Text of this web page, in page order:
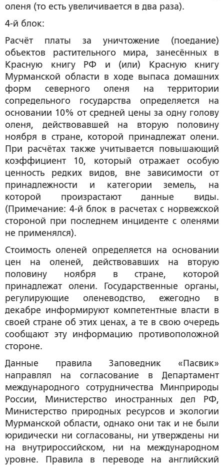
оленя (то есть увеличивается в два раза).
4-й блок:
Расчёт платы за уничтожение (поедание)
объектов растительного мира, занесённых в
Красную книгу РФ и (или) Красную книгу
Мурманской области в ходе выпаса домашних
форм северного оленя на территории
сопредельного государства определяется на
основании 10% от средней цены за одну голову
оленя, действовавшей на вторую половину
ноября в стране, которой принадлежат олени.
При расчётах также учитывается повышающий
коэффициент 10, который отражает особую
ценность редких видов, вне зависимости от
принадлежности и категории земель, на
которой произрастают данные виды.
(Примечание: 4-й блок в расчетах с норвежской
стороной при последнем инциденте с оленями
не применялся).
Стоимость оленей определяется на основании
цен на оленей, действовавших на вторую
половину ноября в стране, которой
принадлежат олени. Государственные органы,
регулирующие оленеводство, ежегодно в
декабре информируют компетентные власти в
своей стране об этих ценах, а те в свою очередь
сообщают эту информацию противоположной
стороне.
Данные правила Заповедник «Пасвик»
направлял на согласование в Департамент
международного сотрудничества Минприроды
России, Министерство иностранных дел РФ,
Министерство природных ресурсов и экологии
Мурманской области, однако они так и не были
юридически ни согласованы, ни утверждены ни
на внутрироссийском, ни на международном
уровне. Правила в переводе на английский